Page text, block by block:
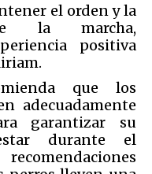
el orden y la
la marcha,
positiva
que los
adecuadamente
garantizar su
durante el